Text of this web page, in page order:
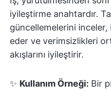
iyileştirme anahtardır.
güncellemelerini inceler,
eder ve verimsizlikleri
akışlarını iyileştirir.
✨ Kullanım Örneği: Bir